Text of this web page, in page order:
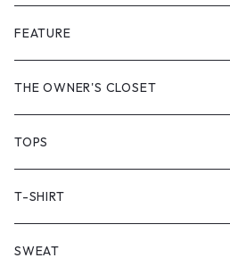
GHOST ALMOSTBLACK
PRODUCT TWELVE
BAICYCLON
Little Yarmouth
MANASTASH
FEATURE
NEW VINTAGE
Supreme
Stussy
VINTAGE OUTDOOR
ARC'TERYX
PATAGONIA
RTW VINTAGE
THE OWNER'S CLOSET
TOPS
JACKET
HEAVY OUTER
T-SHIRT
SWEAT